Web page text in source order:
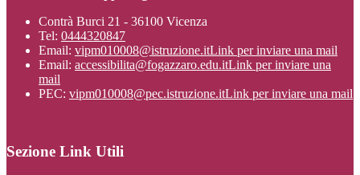
Contrà Burci 21 - 36100 Vicenza
Tel: 0444320847
Email: vipm010008@istruzione.itLink per inviare una mail
Email: accessibilita@fogazzaro.edu.itLink per inviare una
mail
PEC: vipm010008@pec.istruzione.itLink per inviare una mail
Sezione Link Utili